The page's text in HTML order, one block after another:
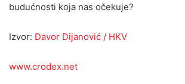
budućnosti koja nas očekuje?
Izvor: Davor Dijanović / HKV
www.crodex.net